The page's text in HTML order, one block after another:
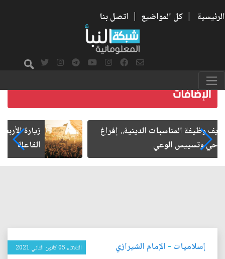
الرئيسية | كل المواضيع | اتصل بنا
زيارة الأربعين.. من الفاعلية المجتمعية إلى المواطنة
الفاعلة
إسلاميات - الإمام الشيرازي الثلاثاء 05 كانون الثاني 2021